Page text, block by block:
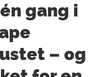
gang i
– og